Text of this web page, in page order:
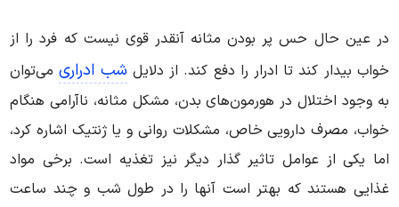
در عین حال حس پر بودن مثانه آنقدر قوی نیست که فرد را از
خواب بیدار کند تا ادرار را دفع کند. از دلایل شب ادراریمی‌توان
به وجود اختلال در هورمون‌های بدن، مشکل مثانه، ناآرامی هنگام
خواب، مصرف دارویی خاص، مشکلات روانی و یا ژنتیک اشاره کرد،
اما یکی از عوامل تاثیر گذار دیگر نیز تغذیه است. برخی مواد
غذایی هستند که بهتر است آنها را در طول شب و چند ساعت